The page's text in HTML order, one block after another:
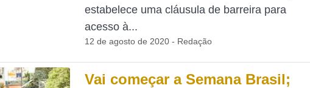
estabelece uma cláusula de barreira para
acesso à...
12 de agosto de 2020 - Redação
Vai começar a Semana Brasil;